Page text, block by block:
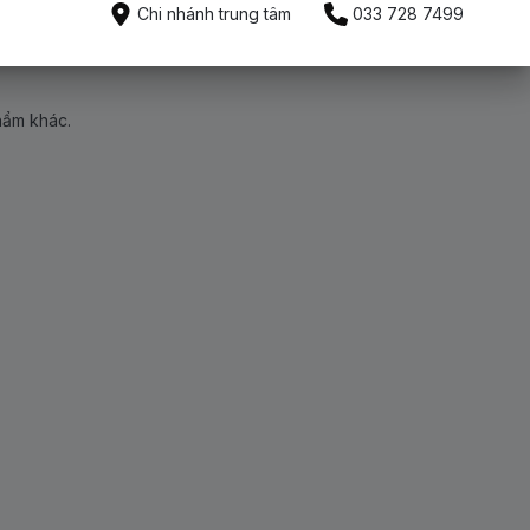
khác.
Chi nhánh trung tâm 033 728 7499